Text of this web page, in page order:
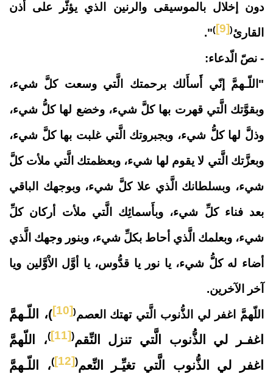
دون إخلال بالموسيقى والرنين الذي يؤثّر على أذن
القارئ(
[9]
)
".
- نصّ الّدعاء:
" اللّـهمَّ إنّي أَسأَلك برحمتك الَّتي وسعت كلَّ شيء،
وبقوَّتك الَّتي قهرت بها كلَّ شيء، وخضع لها كلُّ شيء،
وذلَّ لها كلُّ شيء، وبجبروتك الَّتي غلبت بها كلَّ شيء،
وبعزَّتك الَّتي لا يقوم لها شيء، وبعظمتك الَّتي ملأت كلَّ
شيء، وبسلطانك الَّذي علا كلَّ شيء، وبوجهك الباقي
بعد فناء كلِّ شيء، وبأَسمائِك الَّتي ملأت أركان كلِّ
شيء، وبعلمك الَّذي أحاط بكلِّ شيء، وبنور وجهك الَّذي
أضاء له كلُّ شيء، يا نور يا قدُّوس، يا أوَّل الاْوَّلين ويا
آخر الآخرين.
اللّهمَّ اغفر لي الذُّنوب الَّتي تهتك العصم(
[10])، اللّـهمَّ
اغفـر لي الذُّنوب الَّتي تنزل النِّقم(
[11]
)، اللّهمَّ
اغفر لي الذُّنوب الَّتي تغيِّـر النِّعم(
[12]
)، اللّـهمَّ